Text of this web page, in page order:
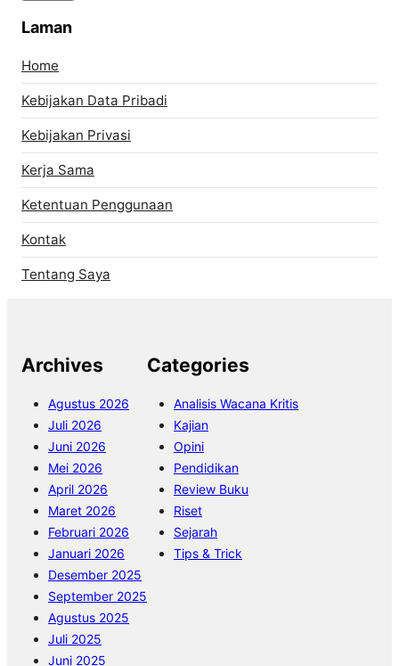
Laman
Home
Kebijakan Data Pribadi
Kebijakan Privasi
Kerja Sama
Ketentuan Penggunaan
Kontak
Tentang Saya
Archives
Agustus 2026
Juli 2026
Juni 2026
Mei 2026
April 2026
Maret 2026
Februari 2026
Januari 2026
Desember 2025
September 2025
Agustus 2025
Juli 2025
Juni 2025
Categories
Analisis Wacana Kritis
Kajian
Opini
Pendidikan
Review Buku
Riset
Sejarah
Tips & Trick